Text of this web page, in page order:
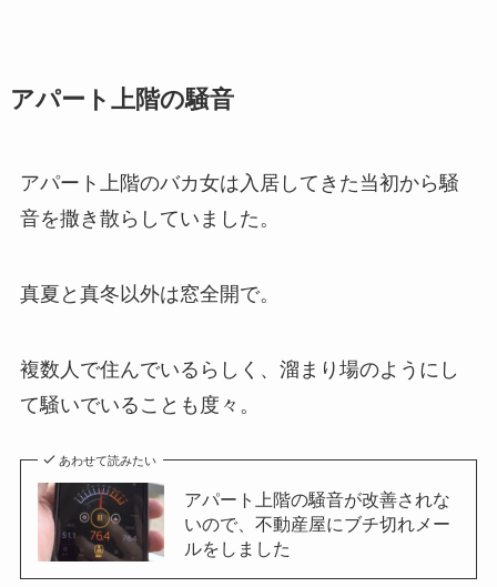
アパート上階の騒音
アパート上階のバカ女は入居してきた当初から騒
音を撒き散らしていました。
真夏と真冬以外は窓全開で。
複数人で住んでいるらしく、溜まり場のようにし
て騒いでいることも度々。
あわせて読みたい
アパート上階の騒音が改善されな
いので、不動産屋にブチ切れメー
ルをしました